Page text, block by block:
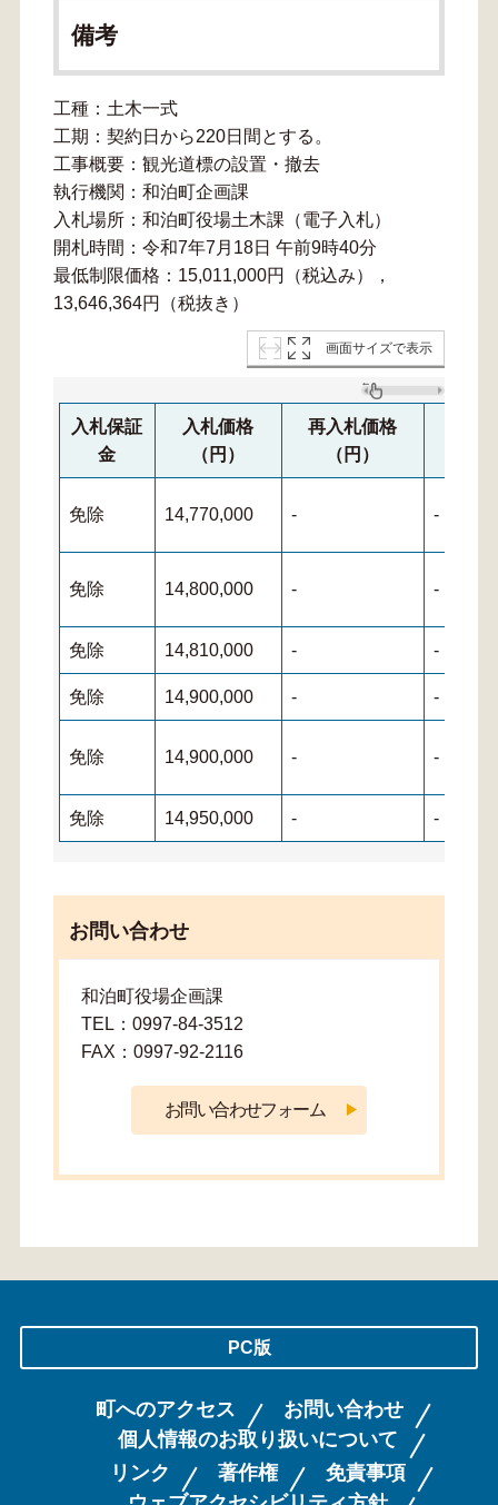
備考
工種：土木一式
工期：契約日から220日間とする。
工事概要：観光道標の設置・撤去
執行機関：和泊町企画課
入札場所：和泊町役場土木課（電子入札）
開札時間：令和7年7月18日 午前9時40分
最低制限価格：15,011,000円（税込み），
13,646,364円（税抜き）
画面サイズで表示
入札保証
金
入札価格
（円）
再入札価格
（円）
免除 14,770,000 - -
免除 14,800,000 - -
免除 14,810,000 - -
免除 14,900,000 - -
免除 14,900,000 - -
免除 14,950,000 - -
お問い合わせ
和泊町役場企画課
TEL：0997-84-3512
FAX：0997-92-2116
PC版
町へのアクセス
お問い合わせ
個人情報のお取り扱いについて
リンク
著作権
免責事項